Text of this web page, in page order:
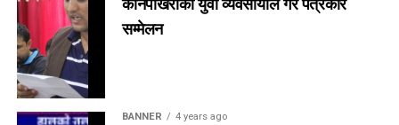
सम्मेलन
BANNER 4 years ago